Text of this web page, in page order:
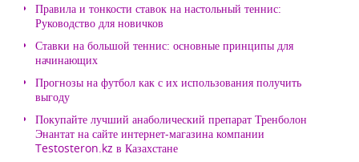
Правила и тонкости ставок на настольный теннис:
Руководство для новичков
Ставки на большой теннис: основные принципы для
начинающих
Прогнозы на футбол как с их использования получить
выгоду
Покупайте лучший анаболический препарат Тренболон
Энантат на сайте интернет-магазина компании
Testosteron.kz в Казахстане